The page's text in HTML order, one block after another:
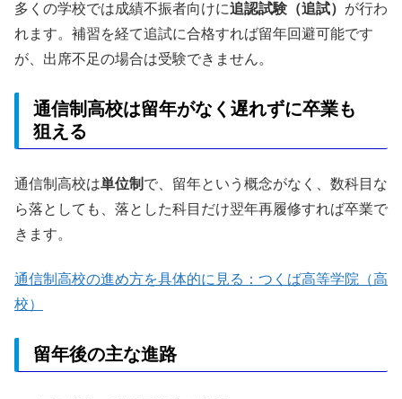
多くの学校では成績不振者向けに追認試験（追試） が行わ
れます。補習を経て追試に合格すれば留年回避可能です
が、出席不足の場合は受験できません。
通信制高校は留年がなく遅れずに卒業も
狙える
通信制高校は単位制 で、留年という概念がなく、数科目な
ら落としても、落とした科目だけ翌年再履修すれば卒業で
きます。
通信制高校の進め方を具体的に見る：つくば高等学院（高
校）
留年後の主な進路